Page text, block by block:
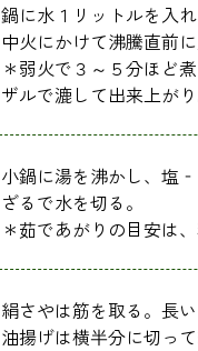
鍋に水１リットルを入
中火にかけて沸騰直前
＊弱火で３～５分ほど
ザルで漉して出来上が
小鍋に湯を沸かし、塩‐
ざるで水を切る。
＊茹であがりの目安は
絹さやは筋を取る。長
油揚げは横半分に切って